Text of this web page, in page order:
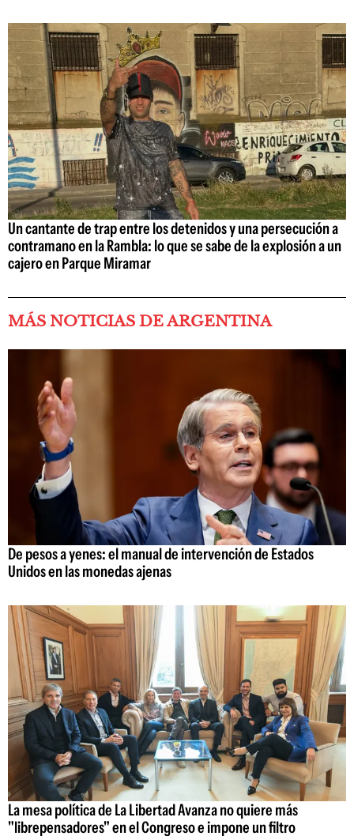
Un cantante de trap entre los detenidos y una persecución a
contramano en la Rambla: lo que se sabe de la explosión a un
cajero en Parque Miramar
MÁS NOTICIAS DE ARGENTINA
De pesos a yenes: el manual de intervención de Estados
Unidos en las monedas ajenas
La mesa política de La Libertad Avanza no quiere más
"librepensadores" en el Congreso e impone un filtro